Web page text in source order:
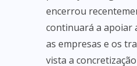
encerrou
continuará a apoiar
as empresas e os
vista a